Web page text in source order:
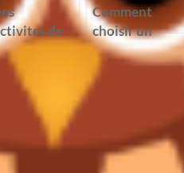
de
et de
pour
enfants
Comment
choisir un
coloriage à
imprimer pour
stimuler la